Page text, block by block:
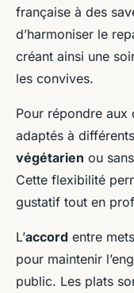
française à des
d’harmoniser le
créant ainsi une
les convives.
Pour répondre aux
adaptés à
végétarien ou
Cette flexibilité
gustatif tout en
L’accord entre
pour maintenir
public. Les plats